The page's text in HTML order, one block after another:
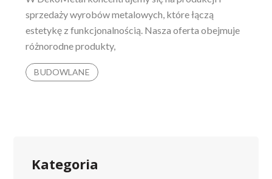
sprzedaży wyrobów metalowych, które łączą
estetykę z funkcjonalnością. Nasza oferta obejmuje
różnorodne produkty,
BUDOWLANE
Kategoria